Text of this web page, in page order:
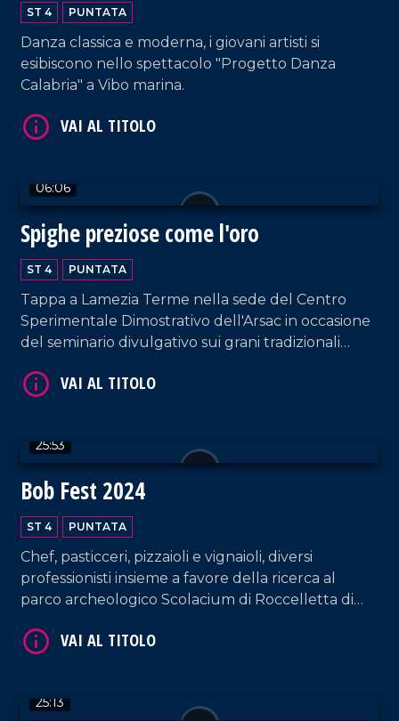
ST 4 PUNTATA
Danza classica e moderna, i giovani artisti si
esibiscono nello spettacolo "Progetto Danza
Calabria" a Vibo marina.
06:06
Spighe preziose come l'oro
ST 4 PUNTATA
Tappa a Lamezia Terme nella sede del Centro
Sperimentale Dimostrativo dell'Arsac in occasione
del seminario divulgativo sui grani tradizionali
25:53
Bob Fest 2024
ST 4 PUNTATA
Chef, pasticceri, pizzaioli e vignaioli, diversi
professionisti insieme a favore della ricerca al
parco archeologico Scolacium di Roccelletta di
25:13
VAI AL TITOLO
VAI AL TITOLO
VAI AL TITOLO